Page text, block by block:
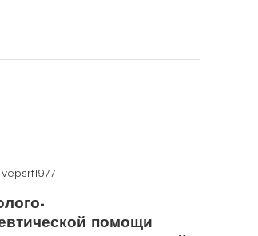
vepsrf1977
помощи